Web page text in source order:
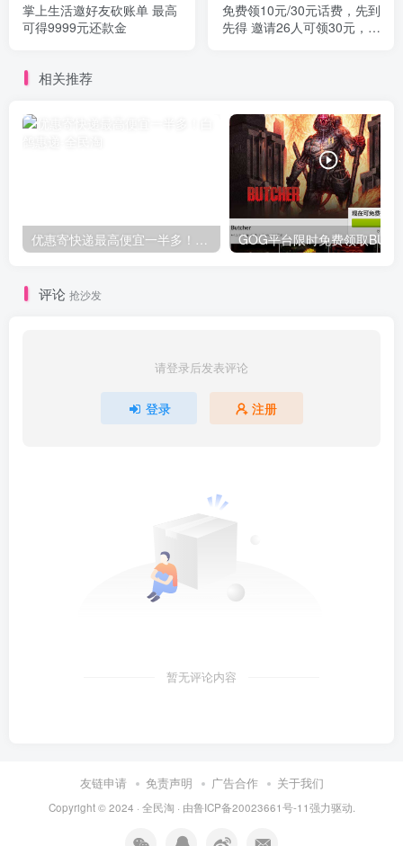
掌上生活邀好友砍账单 最高
可得9999元还款金
免费领10元/30元话费，先到
先得 邀请26人可领30元，邀
相关推荐
优惠寄快递最高便宜一半多！白鸽惠递
评论 抢沙发
请登录后发表评论
登录 注册
暂无评论内容
友链申请 免责声明 广告合作 关于我们
Copyright © 2024 · 全民淘 · 由鲁ICP备20023661号-11强力驱动.